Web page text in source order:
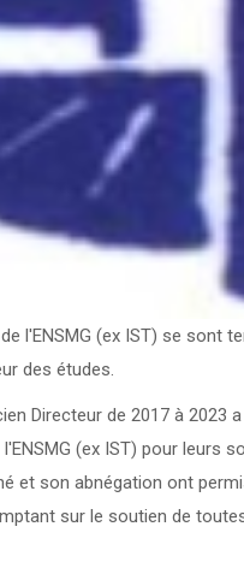
l'ENSMG (ex IST) se sont
des études.
Directeur de 2017 à
(ex IST) pour
et son abnégation ont
sur le soutien de